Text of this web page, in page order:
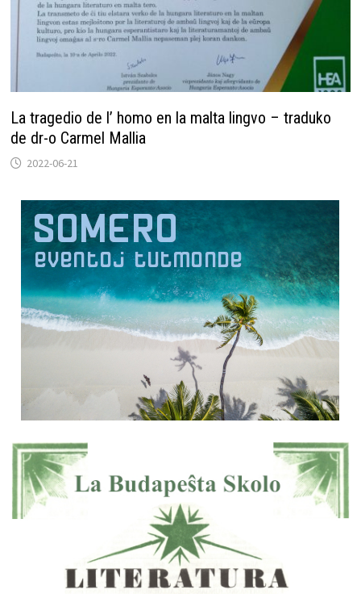
La tragedio de l’ homo en la malta lingvo – traduko
de dr-o Carmel Mallia
2022-06-21